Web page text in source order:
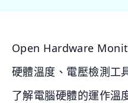
Open Hardware
硬體溫度、電壓檢測工
了解電腦硬體的運作溫